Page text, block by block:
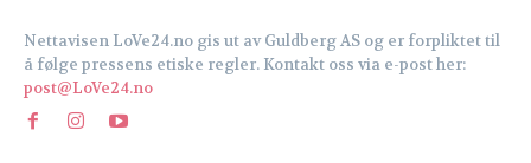
Nettavisen LoVe24.no gis ut av Guldberg AS og er forpliktet til
å følge pressens etiske regler. Kontakt oss via e-post her:
post@LoVe24.no